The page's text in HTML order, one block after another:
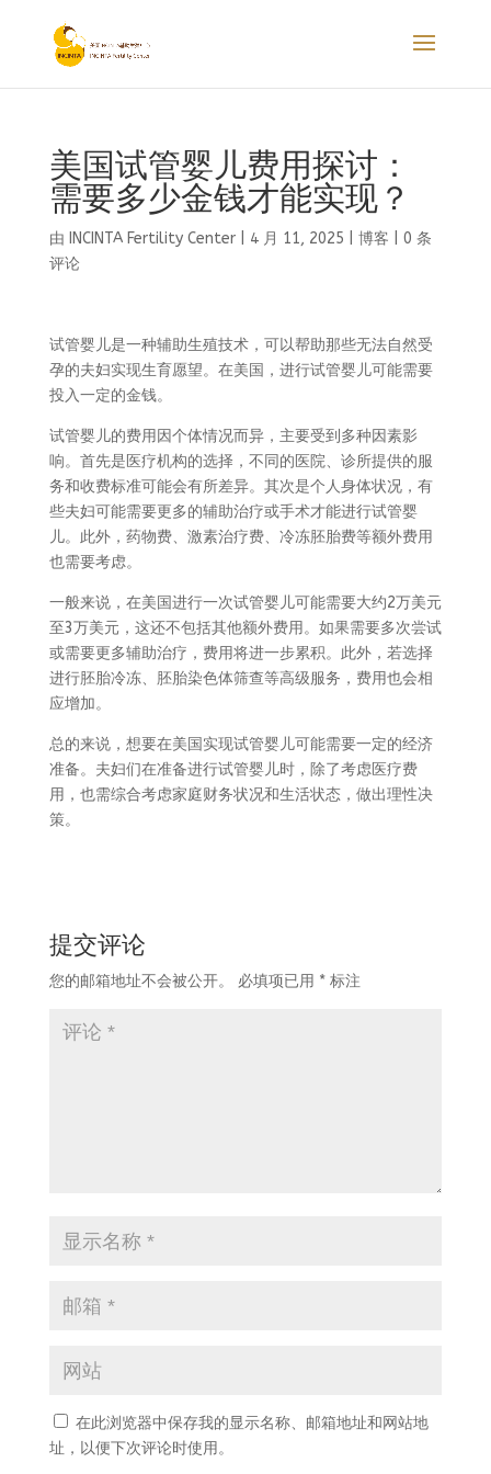
美国试管婴儿费用探讨：
需要多少金钱才能实现？
由 INCINTA Fertility Center| 4 月 11, 2025 博客
0 条
评论
试管婴儿是一种辅助生殖技术，可以帮助那些无法自然受
孕的夫妇实现生育愿望。在美国，进行试管婴儿可能需要
投入一定的金钱。
试管婴儿的费用因个体情况而异，主要受到多种因素影
响。首先是医疗机构的选择，不同的医院、诊所提供的服
务和收费标准可能会有所差异。其次是个人身体状况，有
些夫妇可能需要更多的辅助治疗或手术才能进行试管婴
儿。此外，药物费、激素治疗费、冷冻胚胎费等额外费用
也需要考虑。
一般来说，在美国进行一次试管婴儿可能需要大约2万美元
至3万美元，这还不包括其他额外费用。如果需要多次尝试
或需要更多辅助治疗，费用将进一步累积。此外，若选择
进行胚胎冷冻、胚胎染色体筛查等高级服务，费用也会相
应增加。
总的来说，想要在美国实现试管婴儿可能需要一定的经济
准备。夫妇们在准备进行试管婴儿时，除了考虑医疗费
用，也需综合考虑家庭财务状况和生活状态，做出理性决
策。
提交评论
您的邮箱地址不会被公开。 必填项已用 *标注
在此浏览器中保存我的显示名称、邮箱地址和网站地
址，以便下次评论时使用。